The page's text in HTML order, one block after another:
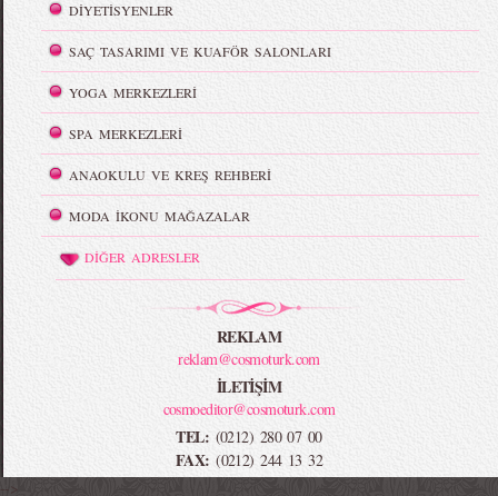
DİYETİSYENLER
SAÇ TASARIMI VE KUAFÖR SALONLARI
YOGA MERKEZLERİ
SPA MERKEZLERİ
ANAOKULU VE KREŞ REHBERİ
MODA İKONU MAĞAZALAR
DİĞER ADRESLER
REKLAM
reklam@cosmoturk.com
İLETİŞİM
cosmoeditor@cosmoturk.com
TEL: (0212) 280 07 00
FAX: (0212) 244 13 32
-->